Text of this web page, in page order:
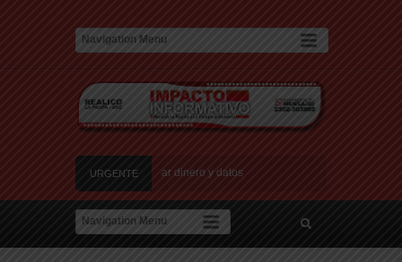
URGENTE
laborales para robar dinero y datos
centros de datos en Texas debido a preocupaciones sobre el consumo